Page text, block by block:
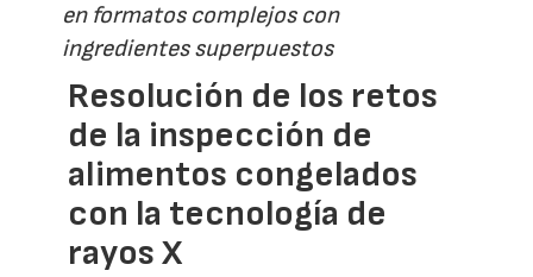
en formatos complejos con
ingredientes superpuestos
Resolución de los retos
de la inspección de
alimentos congelados
con la tecnología de
rayos X